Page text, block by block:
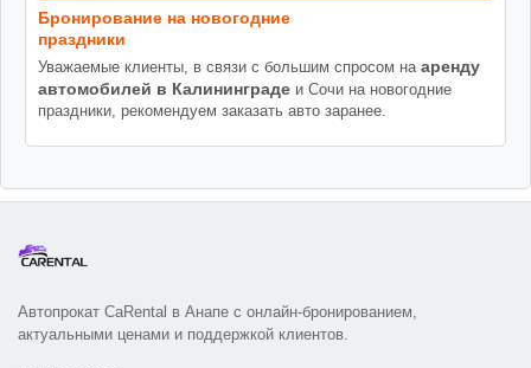
Бронирование на новогодние
праздники
Уважаемые клиенты, в связи с большим спросом на аренду
автомобилей в Калининграде и Сочи на новогодние
праздники, рекомендуем заказать авто заранее.
Автопрокат CaRental в Анапе с онлайн-бронированием,
актуальными ценами и поддержкой клиентов.